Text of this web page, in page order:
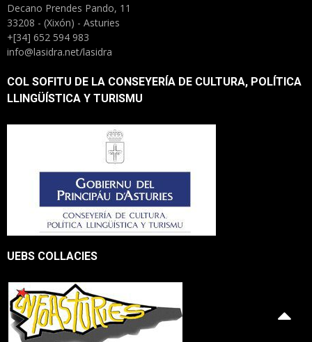
Decano Prendes Pando, 11
33208 - (Xixón) - Asturies
+[34] 652 594 983
info@lasidra.net/lasidra
COL SOFITU DE LA CONSEYERÍA DE CULTURA, POLÍTICA
LLINGÜÍSTICA Y TURISMU
UEBS COLLACIES